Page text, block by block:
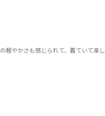
も感じられて、着ていて楽しかったです」